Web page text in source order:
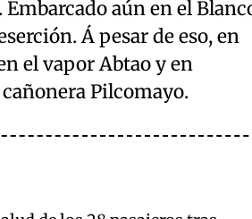
aún en el
Á pesar de eso, en
el vapor Abtao y en
Pilcomayo.